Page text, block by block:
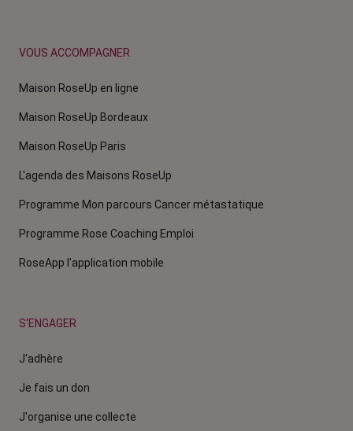
VOUS ACCOMPAGNER
Maison RoseUp en ligne
Maison RoseUp Bordeaux
Maison RoseUp Paris
L'agenda des Maisons RoseUp
Programme Mon parcours Cancer métastatique
Programme Rose Coaching Emploi
RoseApp l’application mobile
S'ENGAGER
J'adhère
Je fais un don
J'organise une collecte